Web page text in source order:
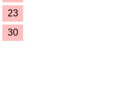
23
30